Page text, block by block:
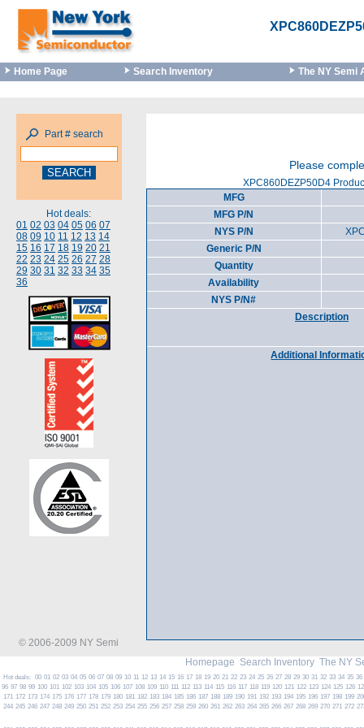
Home Page Search Inventory The NY Semi
Part # search
Hot deals:
01 02 03 04 05 06 07
08 09 10 11 12 13 14
15 16 17 18 19 20 21
22 23 24 25 26 27 28
29 30 31 32 33 34 35
36
Please
XPC860DEZP50D4
MFG
MFG P/N
NYS P/N
Generic P/N
Quantity
Availability
NYS P/N#
Description
Additional
© 2006-2009 NY Semi
Homepage Search Inventory The NY
Hot deals: 00 01 02 03 04 05 06 07 08 09 10 11 12 13 14 15 16 17 18 19 20 21 22 23 24 25 26 27 28 29 30 31 32 33 34 35 36
96 97 98 99 100 101 102 103 104 105 106 107 108 109 110 111 112 113 114 115 116 117 118 119 120 121 122 123 124 125 126
171 172 173 174 175 176 177 178 179 180 181 182 183 184 185 186 187 188 189 190 191 192 193 194 195 196 197 198 199
244 245 246 247 248 249 250 251 252 253 254 255 256 257 258 259 260 261 262 263 264 265 266 267 268 269 270 271 272